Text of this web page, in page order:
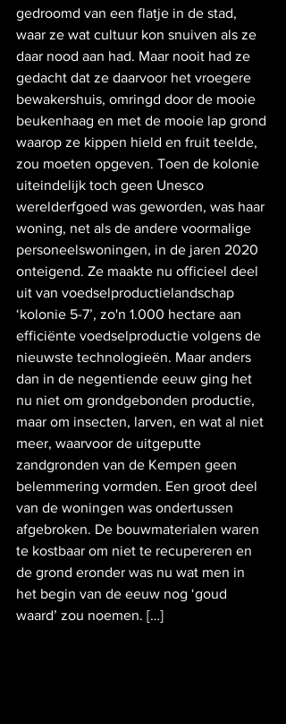
gedroomd van een flatje in de stad,
waar ze wat cultuur kon snuiven als ze
daar nood aan had. Maar nooit had ze
gedacht dat ze daarvoor het vroegere
bewakershuis, omringd door de mooie
beukenhaag en met de mooie lap grond
waarop ze kippen hield en fruit teelde,
zou moeten opgeven. Toen de kolonie
uiteindelijk toch geen Unesco
werelderfgoed was geworden, was haar
woning, net als de andere voormalige
personeelswoningen, in de jaren 2020
onteigend. Ze maakte nu officieel deel
uit van voedselproductielandschap
‘kolonie 5-7’, zo'n 1.000 hectare aan
efficiënte voedselproductie volgens de
nieuwste technologieën. Maar anders
dan in de negentiende eeuw ging het
nu niet om grondgebonden productie,
maar om insecten, larven, en wat al niet
meer, waarvoor de uitgeputte
zandgronden van de Kempen geen
belemmering vormden. Een groot deel
van de woningen was ondertussen
afgebroken. De bouwmaterialen waren
te kostbaar om niet te recupereren en
de grond eronder was nu wat men in
het begin van de eeuw nog ‘goud
waard’ zou noemen. […]